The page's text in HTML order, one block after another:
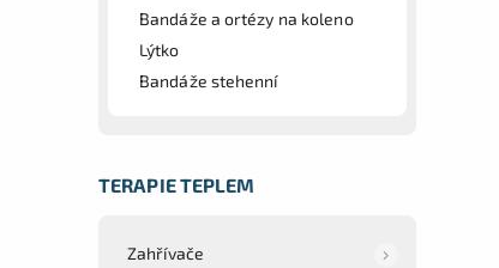
Bandáže a ortézy na koleno
Lýtko
Bandáže stehenní
TERAPIE TEPLEM
Zahřívače